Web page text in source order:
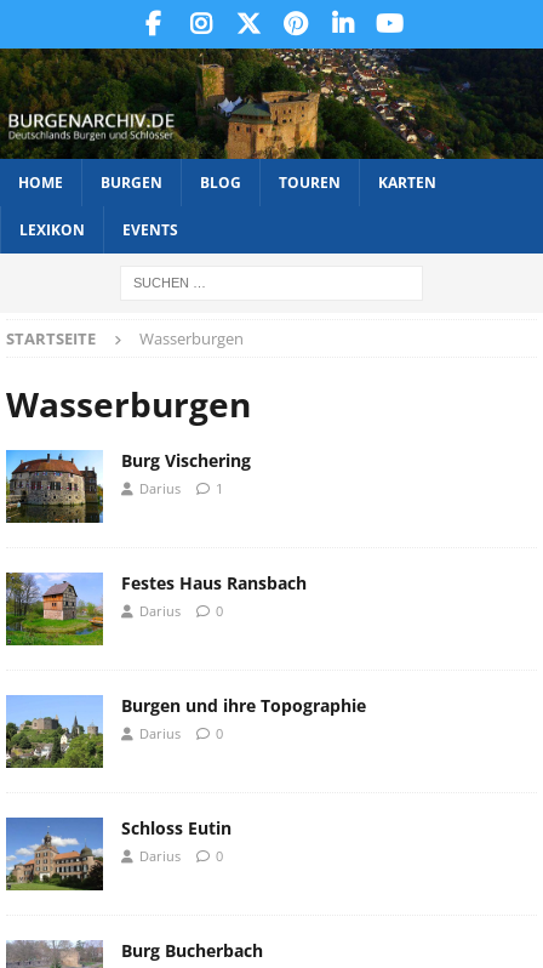
HOME BURGEN BLOG TOUREN KARTEN
LEXIKON EVENTS
STARTSEITE Wasserburgen
Wasserburgen
Burg Vischering
Darius 1
Festes Haus Ransbach
Darius 0
Burgen und ihre Topographie
Darius 0
Schloss Eutin
Darius 0
Burg Bucherbach